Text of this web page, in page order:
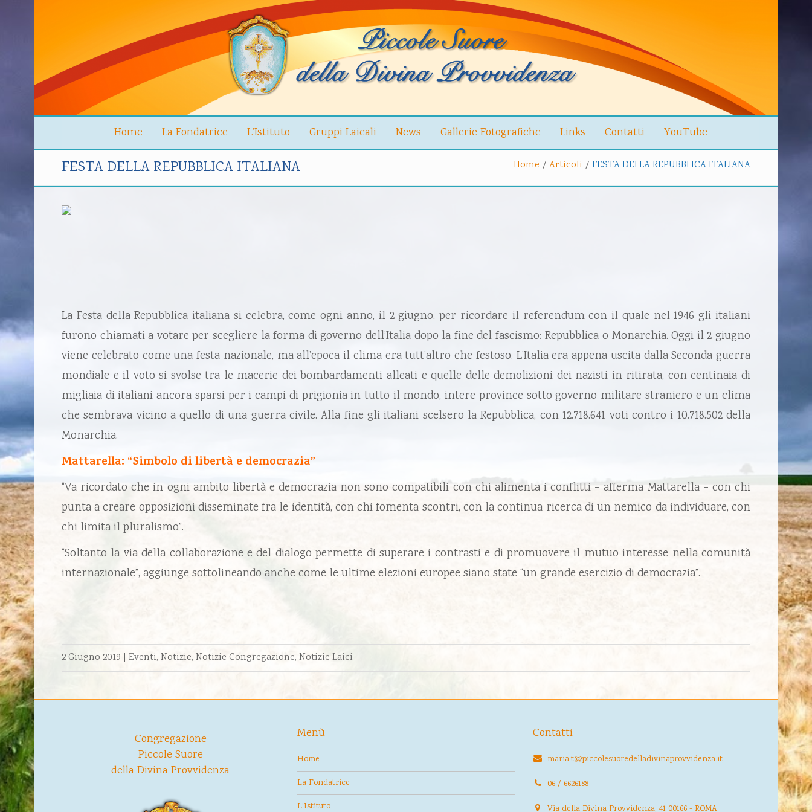
Home La Fondatrice L’Istituto Gruppi Laicali News Gallerie Fotografiche Links Contatti YouTube
FESTA DELLA REPUBBLICA ITALIANA Home / Articoli / FESTA DELLA REPUBBLICA ITALIANA
La Festa della Repubblica italiana si celebra, come ogni anno, il 2 giugno, per ricordare il referendum con il quale nel 1946 gli italiani
furono chiamatia votare per scegliere la forma di governo dell’Italia dopo la fine del fascismo: Repubblica o Monarchia. Oggi il 2 giugno
viene celebrato come una festa nazionale, ma all’epoca il clima era tutt’altro che festoso. L’Italia era appena uscita dalla Seconda guerra
mondiale e il voto si svolse tra le macerie dei bombardamenti alleati e quelle delle demolizioni dei nazisti in ritirata, con centinaia di
migliaia di italiani ancora sparsi per i campi di prigionia in tutto il mondo, intere province sotto governo militare straniero e un clima
che sembrava vicino a quello di una guerra civile. Alla fine gli italiani scelsero la Repubblica, con 12.718.641 voti contro i 10.718.502 della
Monarchia.
Mattarella: “Simbolo di libertà e democrazia”
“Va ricordato che in ogni ambito libertà e democrazia non sono compatibili con chi alimenta i conflitti – afferma Mattarella – con chi
punta a creare opposizioni disseminate fra le identità, con chi fomenta scontri, con la continua ricerca di un nemico da individuare, con
chi limita il pluralismo”.
“Soltanto la via della collaborazione e del dialogo permette di superare i contrasti e di promuovere il mutuo interesse nella comunità
internazionale”, aggiunge sottolineando anche come le ultime elezioni europee siano state “un grande esercizio di democrazia”.
2 Giugno 2019 | Eventi, Notizie, Notizie Congregazione, Notizie Laici
Congregazione
Piccole Suore
della Divina Provvidenza
Menù
Home
La Fondatrice
L’Istituto
Contatti
maria.t@piccolesuoredelladivinaprovvidenza.it
06 / 6626188
Via della Divina Provvidenza, 41 00166 - ROMA